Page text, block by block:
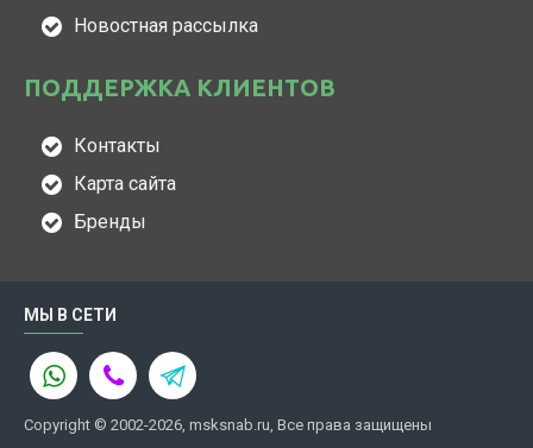
Новостная рассылка
ПОДДЕРЖКА КЛИЕНТОВ
Контакты
Карта сайта
Бренды
МЫ В СЕТИ
Copyright © 2002-2026, msksnab.ru, Все права защищены